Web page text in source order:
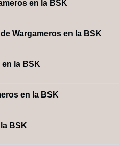
en la BSK
Wargameros en la BSK
la BSK
en la BSK
BSK